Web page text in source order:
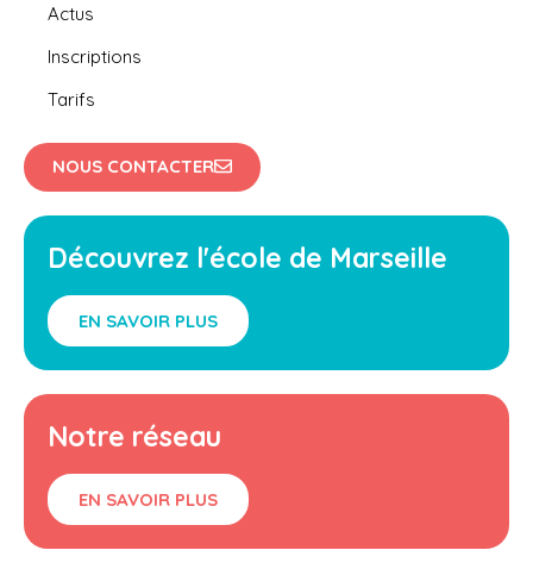
Actus
Inscriptions
Tarifs
NOUS CONTACTER
Découvrez l'école de Marseille
EN SAVOIR PLUS
Notre réseau
EN SAVOIR PLUS